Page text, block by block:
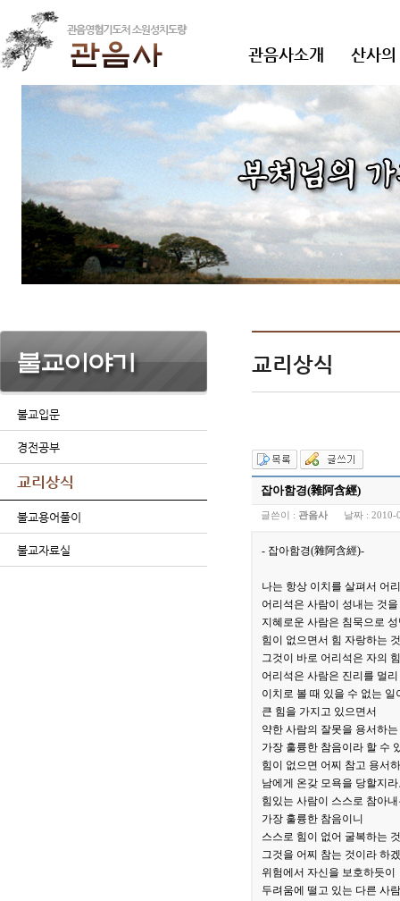
관음사소개 산사
불교입문
경전공부
교리상식
불교용어풀이
불교자료실
교리상식
잡아함경(雜阿含經)
글쓴이 : 관음사 날짜 : 2010-
- 잡아함경(雜阿含經)-
나는 항상 이치를 살펴서 어
어리석은 사람이 성내는 것
지혜로운 사람은 침묵으로
힘이 없으면서 힘 자랑하는 것
그것이 바로 어리석은 자의
어리석은 사람은 진리를 멀
이치로 볼 때 있을 수 없는 일
큰 힘을 가지고 있으면서
약한 사람의 잘못을 용서하
가장 훌륭한 참음이라 할 수
힘이 없으면 어찌 참고 용서
남에게 온갖 모욕을 당할지
힘있는 사람이 스스로 참아
가장 훌륭한 참음이니
스스로 힘이 없어 굴복하는
그것을 어찌 참는 것이라 하
위험에서 자신을 보호하듯이
두려움에 떨고 있는 다른 사